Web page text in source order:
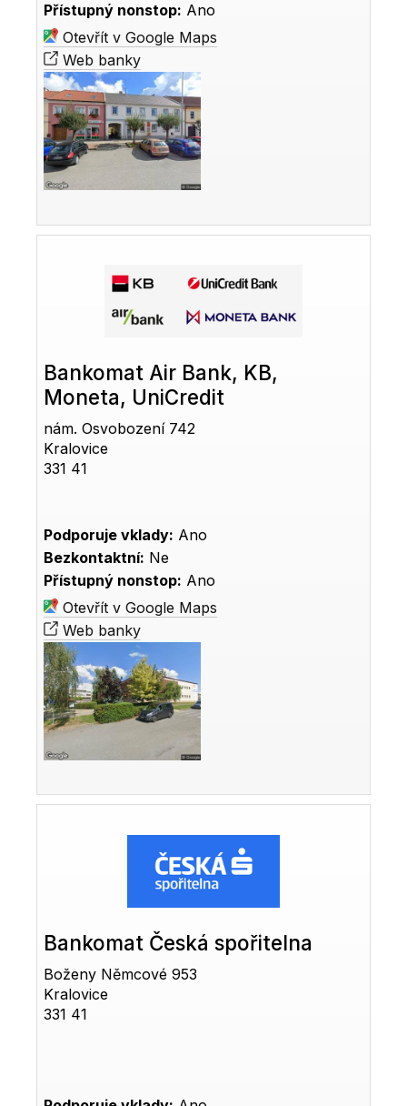
Přístupný nonstop: Ano
Otevřít v Google Maps
Web banky
Bankomat Air Bank, KB,
Moneta, UniCredit
nám. Osvobození 742
Kralovice
331 41
Podporuje vklady: Ano
Bezkontaktní: Ne
Přístupný nonstop: Ano
Otevřít v Google Maps
Web banky
Bankomat Česká spořitelna
Boženy Němcové 953
Kralovice
331 41